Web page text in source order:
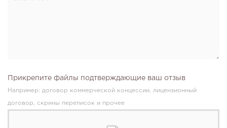
Прикрепите файлы подтверждающие ваш отзыв
Например: договор коммерческой концессии, лицензионный
договор, скрины переписок и прочее